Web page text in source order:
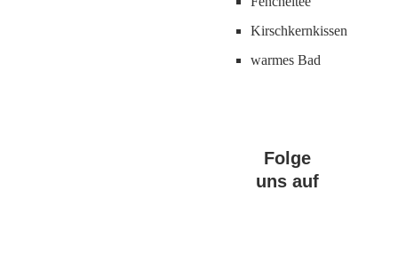
Kirschkernkissen
warmes Bad
Folge
uns auf